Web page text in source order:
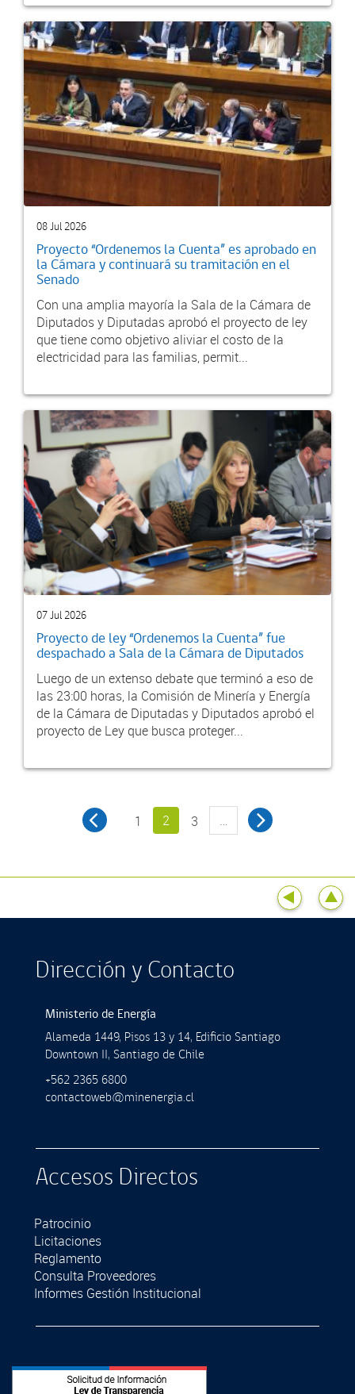
08 Jul 2026
Proyecto “Ordenemos la Cuenta” es aprobado en
la Cámara y continuará su tramitación en el
Senado
Con una amplia mayoría la Sala de la Cámara de
Diputados y Diputadas aprobó el proyecto de ley
que tiene como objetivo aliviar el costo de la
electricidad para las familias, permit...
07 Jul 2026
Proyecto de ley “Ordenemos la Cuenta” fue
despachado a Sala de la Cámara de Diputados
Luego de un extenso debate que terminó a eso de
las 23:00 horas, la Comisión de Minería y Energía
de la Cámara de Diputadas y Diputados aprobó el
proyecto de Ley que busca proteger...
1 2 3 …
Dirección y Contacto
Ministerio de Energía
Alameda 1449, Pisos 13 y 14, Ediﬁcio Santiago
Downtown II, Santiago de Chile
+562 2365 6800
contactoweb@minenergia.cl
Accesos Directos
Patrocinio
Licitaciones
Reglamento
Consulta Proveedores
Informes Gestión Institucional